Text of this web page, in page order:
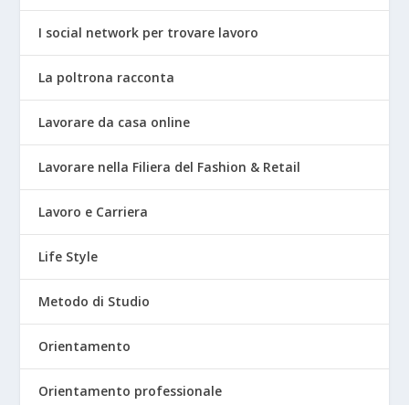
I social network per trovare lavoro
La poltrona racconta
Lavorare da casa online
Lavorare nella Filiera del Fashion & Retail
Lavoro e Carriera
Life Style
Metodo di Studio
Orientamento
Orientamento professionale